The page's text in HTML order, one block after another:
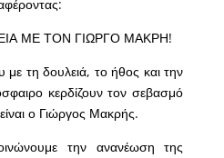
ΜΕ ΤΟΝ ΓΙΩΡΓΟ ΜΑΚΡΗ!
τη δουλειά, το ήθος και την
κερδίζουν τον σεβασμό
ο Γιώργος Μακρής.
την ανανέωση της